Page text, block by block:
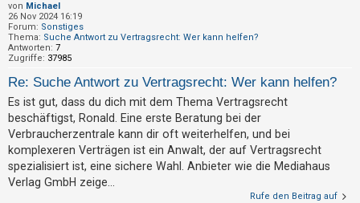
n
U
n
b
e
a
n
t
von Michael
26 Nov 2024 16:19
Forum: Sonstiges
Thema: Suche Antwort zu Vertragsrecht: Wer kann helfen?
Antworten: 7
Zugriffe: 37985
Re: Suche Antwort zu Vertragsrecht: Wer kann helfen?
Es ist gut, dass du dich mit dem Thema Vertragsrecht
beschäftigst, Ronald. Eine erste Beratung bei der
Verbraucherzentrale kann dir oft weiterhelfen, und bei
komplexeren Verträgen ist ein Anwalt, der auf Vertragsrecht
spezialisiert ist, eine sichere Wahl. Anbieter wie die Mediahaus
Verlag GmbH zeige...
Rufe den Beitrag auf